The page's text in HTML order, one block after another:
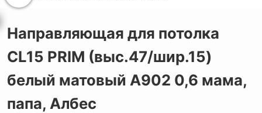
Направляющая для потолка
CL15 PRIM (выс.47/шир.15)
белый матовый А902 0,6 мама,
папа, Албес